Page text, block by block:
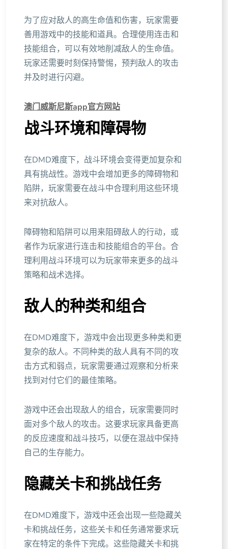
为了应对敌人的高生命值和伤害，玩家需要
善用游戏中的技能和道具。合理使用连击和
技能组合，可以有效地削减敌人的生命值。
玩家还需要时刻保持警惕，预判敌人的攻击
并及时进行闪避。
澳门威斯尼斯app官方网站
战斗环境和障碍物
在DMD难度下，战斗环境会变得更加复杂和
具有挑战性。游戏中会增加更多的障碍物和
陷阱，玩家需要在战斗中合理利用这些环境
来对抗敌人。
障碍物和陷阱可以用来阻碍敌人的行动，或
者作为玩家进行连击和技能组合的平台。合
理利用战斗环境可以为玩家带来更多的战斗
策略和战术选择。
敌人的种类和组合
在DMD难度下，游戏中会出现更多种类和更
复杂的敌人。不同种类的敌人具有不同的攻
击方式和弱点，玩家需要通过观察和分析来
找到对付它们的最佳策略。
游戏中还会出现敌人的组合，玩家需要同时
面对多个敌人的攻击。这要求玩家具备更高
的反应速度和战斗技巧，以便在混战中保持
自己的生存能力。
隐藏关卡和挑战任务
在DMD难度下，游戏中还会出现一些隐藏关
卡和挑战任务，这些关卡和任务通常要求玩
家在特定的条件下完成。这些隐藏关卡和挑